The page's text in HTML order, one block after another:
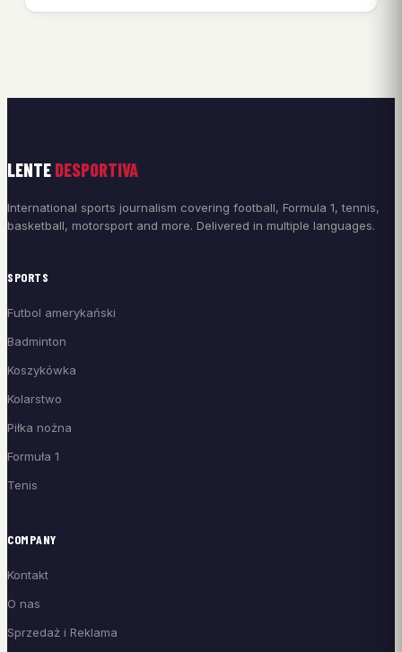
LENTE DESPORTIVA
International sports journalism covering football, Formula 1, tennis,
basketball, motorsport and more. Delivered in multiple languages.
SPORTS
Futbol amerykański
Badminton
Koszykówka
Kolarstwo
Piłka nożna
Formuła 1
Tenis
COMPANY
Kontakt
O nas
Sprzedaż i Reklama